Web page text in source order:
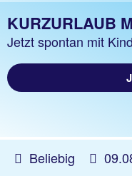
KURZURLAUB
Jetzt spontan mit
Beliebig